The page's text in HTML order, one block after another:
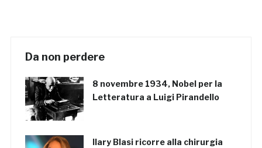
Da non perdere
8 novembre 1934, Nobel per la
Letteratura a Luigi Pirandello
Ilary Blasi ricorre alla chirurgia